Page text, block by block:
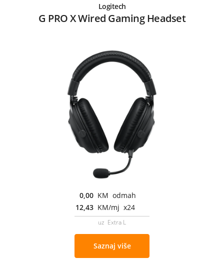
Logitech
G PRO X Wired Gaming Headset
0,00 KM odmah
12,43 KM/mj x24
uz Extra L
Saznaj više